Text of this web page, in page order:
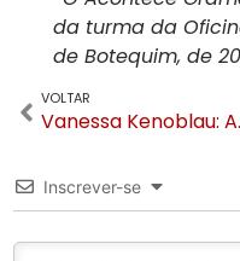
da turma da
de Botequim, de
VOLTAR
Vanessa
Inscrever-se